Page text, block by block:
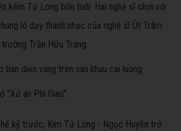
kém Tử Long bốn tuổi. Hai nghệ sĩ chơi với
lò dạy thanh nhạc của nghệ sĩ Út Trâm.
Trần Hữu Trang.
"Xử án Phi Giao".
kỷ trước, Kim Tử Long - Ngọc Huyền trở